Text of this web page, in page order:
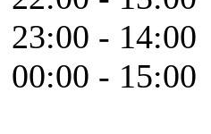
23:00 - 14:00
00:00 - 15:00